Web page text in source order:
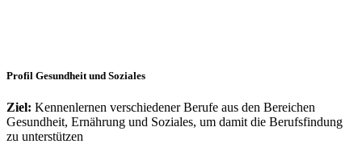
Profil Gesundheit und Soziales
Ziel: Kennenlernen verschiedener Berufe aus den Bereichen
Gesundheit, Ernährung und Soziales, um damit die Berufsfindung
zu unterstützen